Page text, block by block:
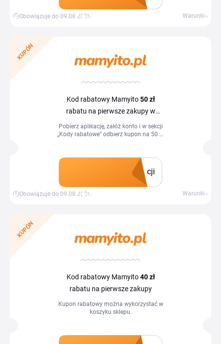
Zdobądź kupon
Obowiązuje do 09.08.2026 Warunki
KUPÓN
Kod rabatowy Mamyito50 zł
rabatu na pierwsze zakupy w
aplikacji mobilnej
Pobierz aplikację, załóż konto i w sekcji
„Kody rabatowe” odbierz kupon na 50 zł
zniżkę na swoje zamówienie.
Zdobądź kupon
cji
Obowiązuje do 09.08.2026 Warunki
KUPÓN
Kod rabatowy Mamyito40 zł
rabatu na pierwsze zakupy
Kupon rabatowy można wykorzystać w
koszyku sklepu.